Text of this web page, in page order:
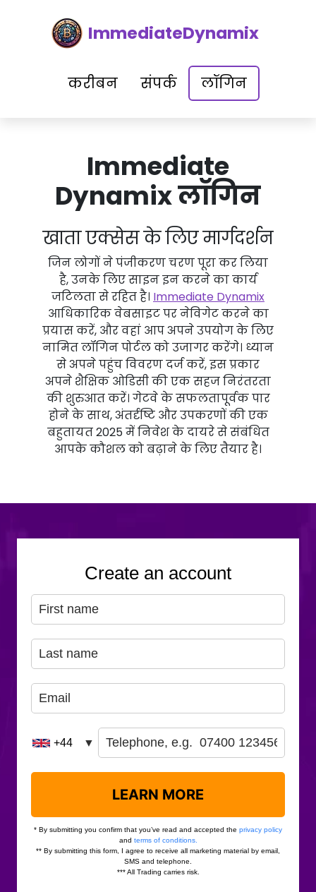
ImmediateDynamix
करीबन संपर्क लॉगिन
Immediate
Dynamix लॉगिन
खाता एक्सेस के लिए मार्गदर्शन
जिन लोगों ने पंजीकरण चरण पूरा कर लिया
है, उनके लिए साइन इन करने का कार्य
जटिलता से रहित है। Immediate Dynamix
आधिकारिक वेबसाइट पर नेविगेट करने का
प्रयास करें, और वहां आप अपने उपयोग के लिए
नामित लॉगिन पोर्टल को उजागर करेंगे। ध्यान
से अपने पहुंच विवरण दर्ज करें, इस प्रकार
अपने शैक्षिक ओडिसी की एक सहज निरंतरता
की शुरुआत करें। गेटवे के सफलतापूर्वक पार
होने के साथ, अंतर्दृष्टि और उपकरणों की एक
बहुतायत 2025 में निवेश के दायरे से संबंधित
आपके कौशल को बढ़ाने के लिए तैयार है।